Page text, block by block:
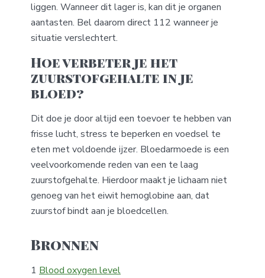
liggen. Wanneer dit lager is, kan dit je organen
aantasten. Bel daarom direct 112 wanneer je
situatie verslechtert.
Hoe verbeter je het
zuurstofgehalte in je
bloed?
Dit doe je door altijd een toevoer te hebben van
frisse lucht, stress te beperken en voedsel te
eten met voldoende ijzer. Bloedarmoede is een
veelvoorkomende reden van een te laag
zuurstofgehalte. Hierdoor maakt je lichaam niet
genoeg van het eiwit hemoglobine aan, dat
zuurstof bindt aan je bloedcellen.
Bronnen
1 Blood oxygen level